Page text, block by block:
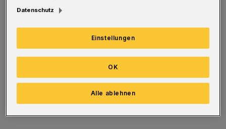
Wuppertal-Elberfeld bleibt am Dienstag, 20.
Oktober 2020, am Vormittag geschlossen.
Grund sind Wartungsarbeiten. Der
Schwallwasserbehälter wird gereinigt. Die
Sauna ist am Mittwoch ab 16 Uhr wieder
Datenschutz
Einstellungen
Alle ablehnen
OK